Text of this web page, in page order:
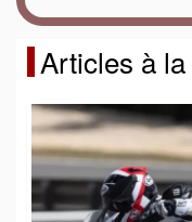
Articles à